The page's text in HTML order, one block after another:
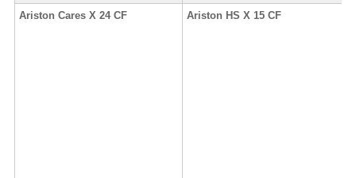
Ariston Cares X 24 CF Ariston HS X 15 CF